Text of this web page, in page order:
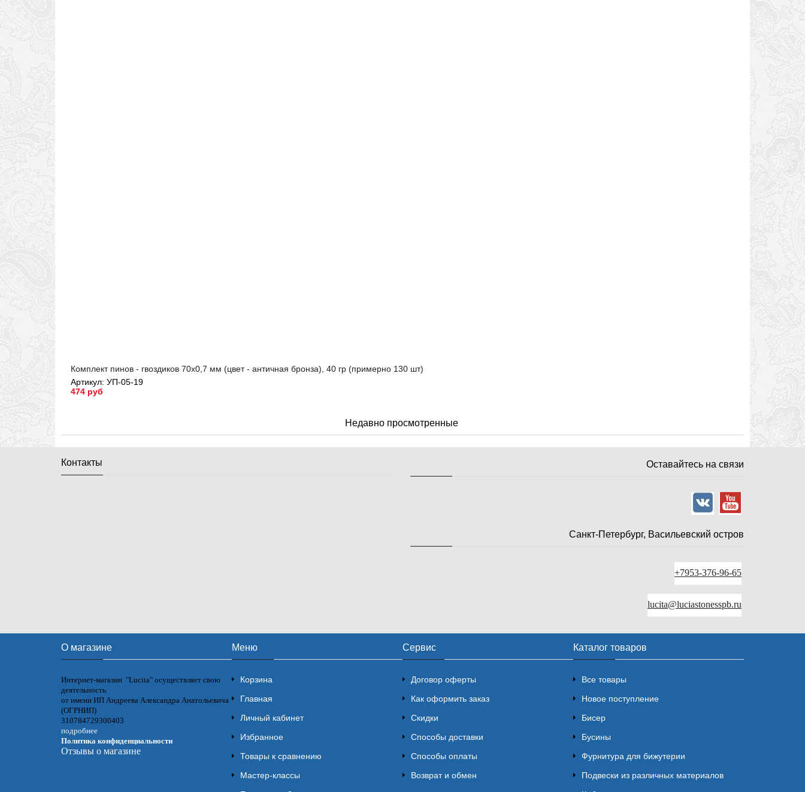
Комплект пинов - гвоздиков 70х0,7 мм (цвет - античная бронза), 40 гр (примерно 130 шт)
Артикул: УП-05-19
474 руб
Недавно просмотренные
Контакты Оставайтесь на связи
Санкт-Петербург, Васильевский остров
+7953-376-96-65
lucita@luciastonesspb.ru
О магазине
Интернет-магазин "Lucita" осуществляет свою
деятельность
от имени ИП Андреева Александра Анатольевича
(ОГРНИП)
310784729300403
подробнее
Политика конфиденциальности
Отзывы о магазине
Меню
Корзина
Главная
Личный кабинет
Избранное
Товары к сравнению
Мастер-классы
Сервис
Договор оферты
Как оформить заказ
Скидки
Способы доставки
Способы оплаты
Возврат и обмен
Каталог товаров
Все товары
Новое поступление
Бисер
Бусины
Фурнитура для бижутерии
Подвески из различных материалов